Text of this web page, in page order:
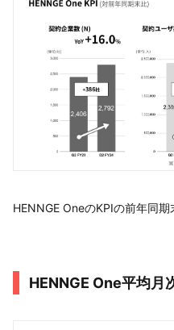
HENNGE OneのKPIの前年同期
HENNGE One平均⽉